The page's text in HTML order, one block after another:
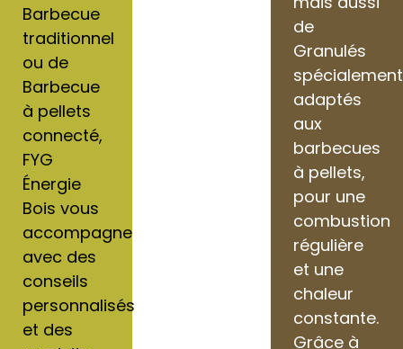
Barbecue
traditionnel
ou de
Barbecue
à pellets
connecté,
FYG
Énergie
Bois vous
accompagne
avec des
conseils
personnalisés
et des
de
Granulés
spécialement
adaptés
aux
barbecues
à pellets,
pour une
combustion
régulière
et une
chaleur
constante.
Grâce à